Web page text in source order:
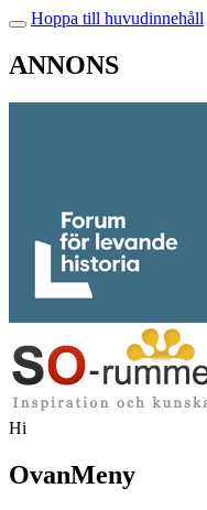
Hoppa till huvudinnehåll
ANNONS
Hi
OvanMeny